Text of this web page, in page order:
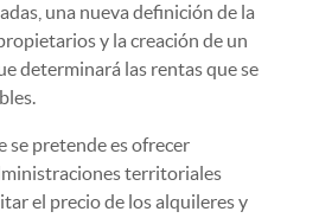
una nueva definición de la
y la creación de un
determinará las rentas que se
se pretende es ofrecer
territoriales
el precio de los alquileres y